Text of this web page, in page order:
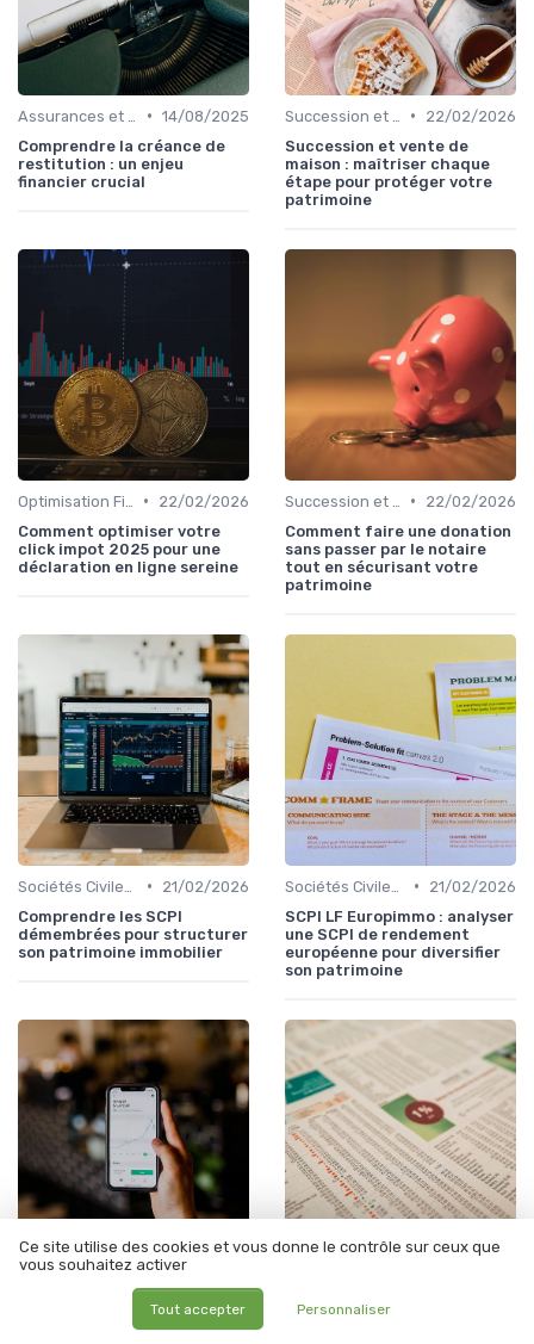
• 14/08/2025
Comprendre la créance de
restitution : un enjeu
financier crucial
•
22/02/2026
Succession et vente de
maison : maîtriser chaque
étape pour protéger votre
patrimoine
•
22/02/2026
Comment optimiser votre
click impot 2025 pour une
déclaration en ligne sereine
•
22/02/2026
Comment faire une donation
sans passer par le notaire
tout en sécurisant votre
patrimoine
•
21/02/2026
Comprendre les SCPI
démembrées pour structurer
son patrimoine immobilier
•
21/02/2026
SCPI LF Europimmo : analyser
une SCPI de rendement
européenne pour diversifier
son patrimoine
Sociétés Civiles de Placement Immobilier (SCPI) •
21/02/2026
Comment profiter du
cashback SCPI pour
Usufruit de SCPI : une
stratégie patrimoniale fine
Ce site utilise des cookies et vous donne le contrôle sur ceux que
vous souhaitez activer
Tout accepter Personnaliser